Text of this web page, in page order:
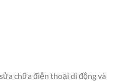
chữa điện thoại di động và